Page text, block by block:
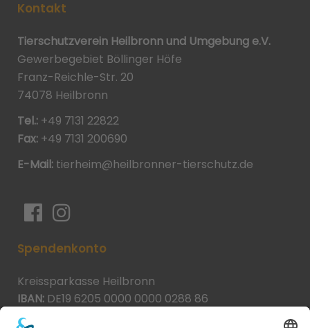
Kontakt
Tierschutzverein Heilbronn und Umgebung e.V.
Gewerbegebiet Böllinger Höfe
Franz-Reichle-Str. 20
74078 Heilbronn
Tel.: +49 7131 22822
Fax: +49 7131 200690
E-Mail: tierheim@heilbronner-tierschutz.de
Spendenkonto
Kreissparkasse Heilbronn
IBAN: DE19 6205 0000 0000 0288 86
BIC: